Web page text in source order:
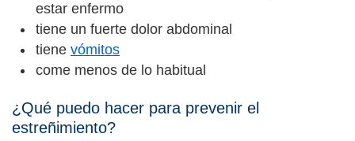
estar enfermo
tiene un fuerte dolor abdominal
tiene vómitos
come menos de lo habitual
¿Qué puedo hacer para prevenir el
estreñimiento?